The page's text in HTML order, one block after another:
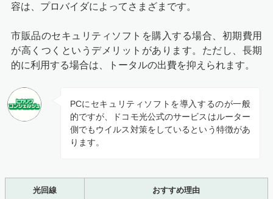
容は、プロバイダによってさまざまです。
市販品のセキュリティソフトを購入する場合、初期費用
が高くつくというデメリットがあります。ただし、長期
的に利用する場合は、トータルの出費を抑えられます。
PCにセキュリティソフトを導入するのが一般
的ですが、ドコモ光公式のサービスはルーター
側でもウイルス対策をしているという特徴があ
ります。
光回線 おすすめ理由